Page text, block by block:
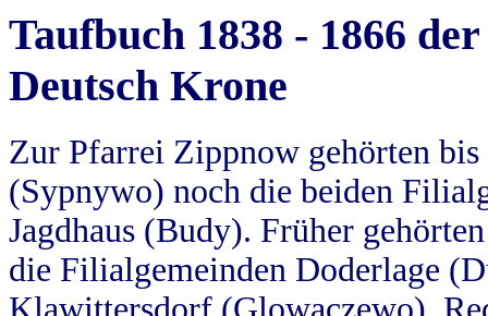
Taufbuch 1838 - 1866
Deutsch Krone
Zur Pfarrei Zippnow gehörten
(Sypnywo) noch die beiden
Jagdhaus (Budy). Früher
die Filialgemeinden Doderlage